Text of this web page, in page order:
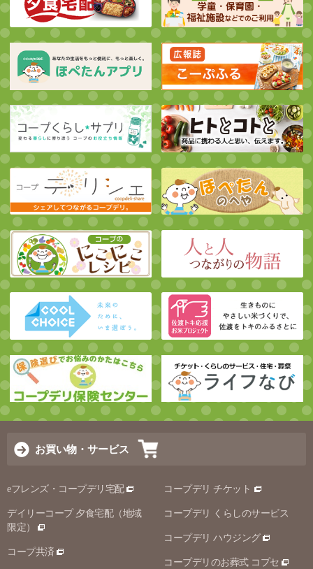
お買い物・サービス
eフレンズ・コープデリ宅配
デイリーコープ 夕食宅配（地域
限定）
コープ共済
コープデリ チケット
コープデリ くらしのサービス
コープデリ ハウジング
コープデリのお葬式 コプセ